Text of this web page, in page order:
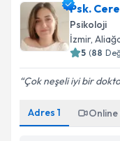
Psk.
Psikoloji
İzmir,
5 (88
Çok neşeli iyi bir
Adres 1